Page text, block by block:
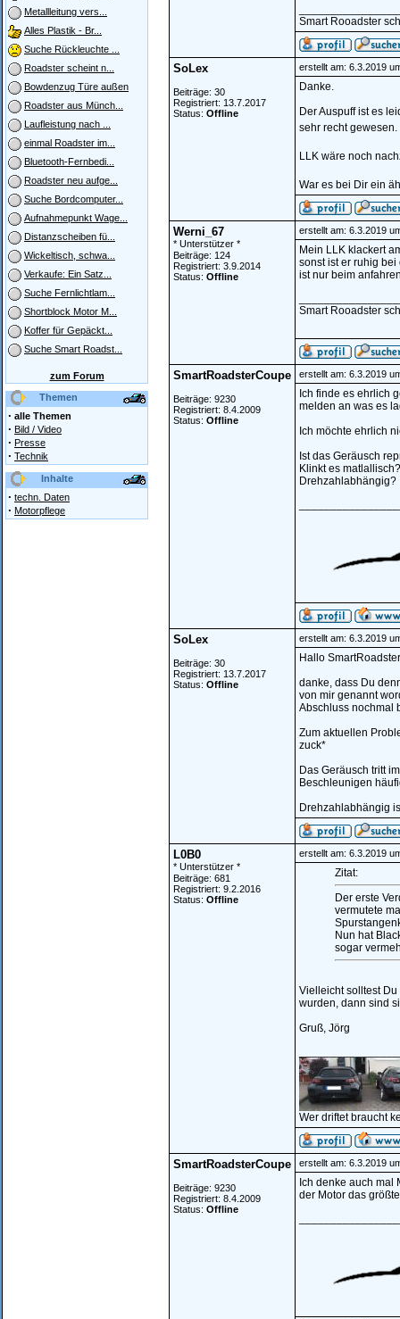
Metallleitung vers...
Alles Plastik - Br...
Suche Rückleuchte ...
Roadster scheint n...
Bowdenzug Türe außen
Roadster aus Münch...
Laufleistung nach ...
einmal Roadster im...
Bluetooth-Fernbedi...
Roadster neu aufge...
Suche Bordcomputer...
Aufnahmepunkt Wage...
Distanzscheiben fü...
Wickeltisch, schwa...
Verkaufe: Ein Satz...
Suche Fernlichtlam...
Shortblock Motor M...
Koffer für Gepäckt...
Suche Smart Roadst...
zum Forum
Themen
· alle Themen
· Bild / Video
· Presse
· Technik
Inhalte
· techn. Daten
· Motorpflege
Smart Rooadster
SoLex
Beiträge: 30
Registriert: 13.7.2017
Status: Offline
erstellt am: 6.3.2019
Danke.
Der Auspuff ist es
sehr recht gewesen.
LLK wäre noch
War es bei Dir ein
Werni_67
* Unterstützer *
Beiträge: 124
Registriert: 3.9.2014
Status: Offline
erstellt am: 6.3.2019
Mein LLK klackert
sonst ist er ruhig bei
ist nur beim
Smart Rooadster
SmartRoadsterCoupe
Beiträge: 9230
Registriert: 8.4.2009
Status: Offline
erstellt am: 6.3.2019
Ich finde es ehrlich
melden an was es
Ich möchte ehrlich
Ist das Geräusch
Klinkt es
Drehzahlabhängig?
SoLex
Beiträge: 30
Registriert: 13.7.2017
Status: Offline
erstellt am: 6.3.2019
Hallo
danke, dass Du
von mir genannt
Abschluss nochmal
Zum aktuellen
zuck*
Das Geräusch tritt
Beschleunigen
Drehzahlabhängig
L0B0
* Unterstützer *
Beiträge: 681
Registriert: 9.2.2016
Status: Offline
erstellt am: 6.3.2019
Zitat:
Der erste
vermutete
Nun hat
sogar
Vielleicht solltest
wurden, dann sind
Gruß, Jörg
Wer driftet braucht
SmartRoadsterCoupe
Beiträge: 9230
Registriert: 8.4.2009
Status: Offline
erstellt am: 6.3.2019
Ich denke auch mal
der Motor das